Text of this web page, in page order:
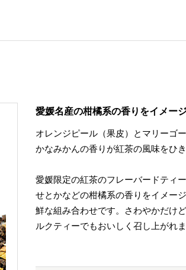
愛媛名産の柑橘系の香りをイメー
オレンジピール（果皮）とマリーゴ
かなみかんの香りが紅茶の風味をひ
愛媛限定の紅茶のフレーバードティ
せとかなどの柑橘系の香りをイメー
鮮な組み合わせです。さわやかだけ
ルクティーでもおいしく召し上がれま